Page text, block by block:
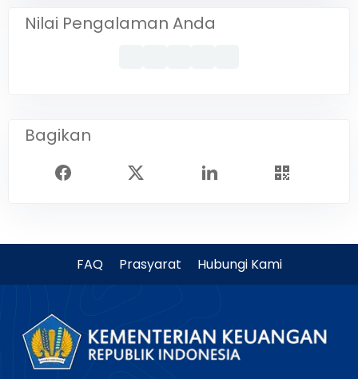
Nilai Pengalaman Anda
Bagikan
FAQ Prasyarat Hubungi Kami